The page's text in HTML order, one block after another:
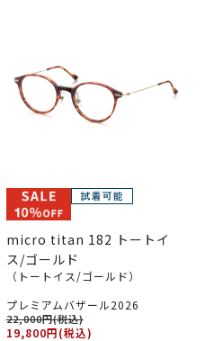
micro titan 182 トートイ
ス/ゴールド
（トートイス/ゴールド）
プレミアムバザール2026
22,000円(税込)
19,800円(税込)